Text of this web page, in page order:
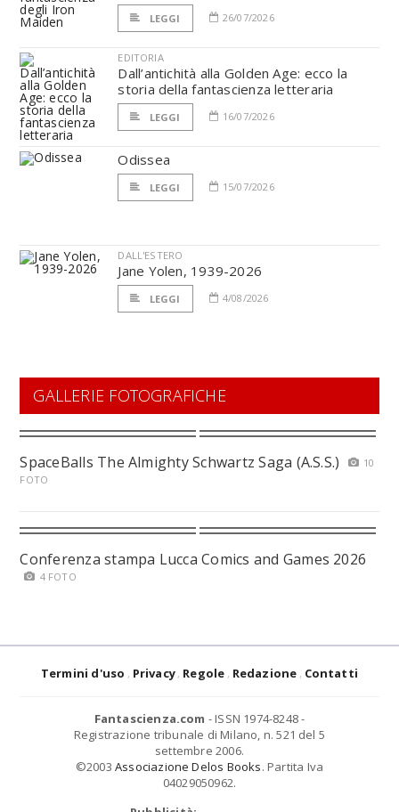
LEGGI 26/07/2026
EDITORIA
Dall’antichità alla Golden Age: ecco la
storia della fantascienza letteraria
LEGGI 16/07/2026
Odissea
LEGGI 15/07/2026
DALL'ESTERO
Jane Yolen, 1939-2026
LEGGI 4/08/2026
GALLERIE FOTOGRAFICHE
SpaceBalls The Almighty Schwartz Saga (A.S.S.)
10
FOTO
Conferenza stampa Lucca Comics and Games 2026
4 FOTO
Termini d'uso Privacy Regole Redazione Contatti
Fantascienza.com - ISSN 1974-8248 -
Registrazione tribunale di Milano, n. 521 del 5
settembre 2006.
©2003 Associazione Delos Books. Partita Iva
04029050962.